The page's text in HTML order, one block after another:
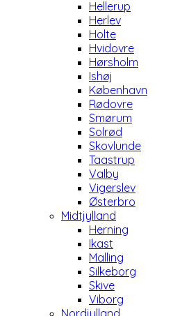
Hellerup
Herlev
Holte
Hvidovre
Hørsholm
Ishøj
København
Rødovre
Smørum
Solrød
Skovlunde
Taastrup
Valby
Vigerslev
Østerbro
Midtjylland
Herning
Ikast
Malling
Silkeborg
Skive
Viborg
Nordjylland